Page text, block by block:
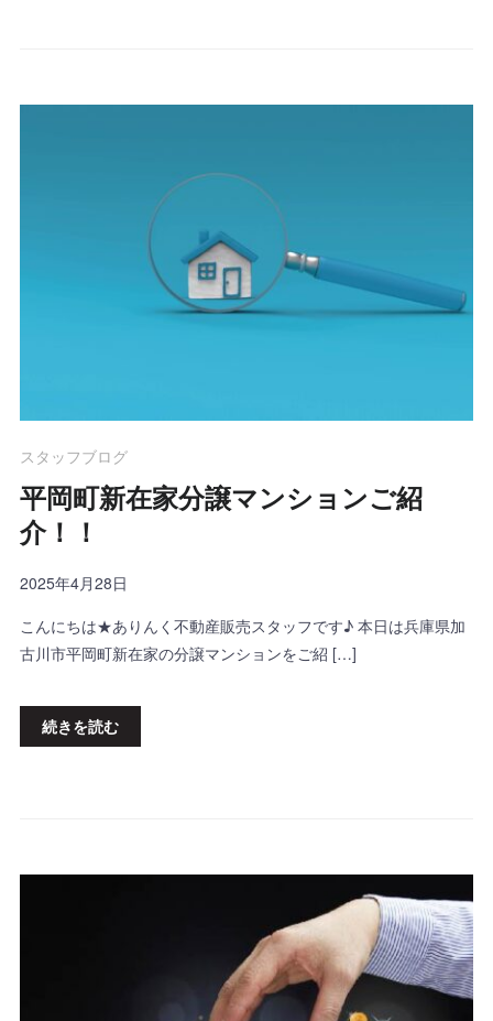
スタッフブログ
平岡町新在家分譲マンションご紹
介！！
2025年4月28日
こんにちは★ありんく不動産販売スタッフです♪ 本日は兵庫県加
古川市平岡町新在家の分譲マンションをご紹 […]
続きを読む